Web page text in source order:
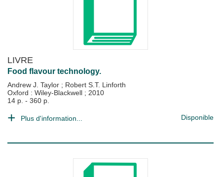
LIVRE
Food flavour technology.
Andrew J. Taylor ; Robert S.T. Linforth
Oxford : Wiley-Blackwell ; 2010
14 p. - 360 p.
Plus d'information... Disponible